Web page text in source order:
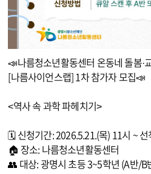
📣나름청소년활동센터 온동네 돌봄·
[나름사이언스랩] 1차 참가자 모집📣
<역사 속 과학 파헤치기>
🗓 신청기간: 2026.5.21.(목) 11시 ~ 선
🏠 장소: 나름청소년활동센터
👥 대상: 광명시 초등 3~5학년 (A반/B